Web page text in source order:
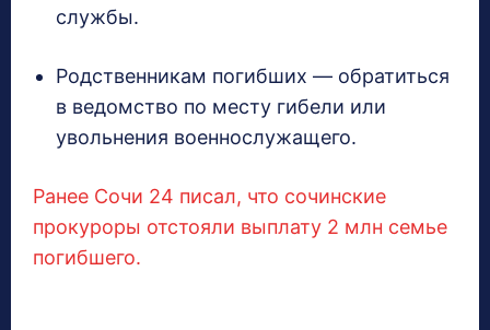
службы.
Родственникам погибших — обратиться
в ведомство по месту гибели или
увольнения военнослужащего.
Ранее Сочи 24 писал, что сочинские
прокуроры отстояли выплату 2 млн семье
погибшего.